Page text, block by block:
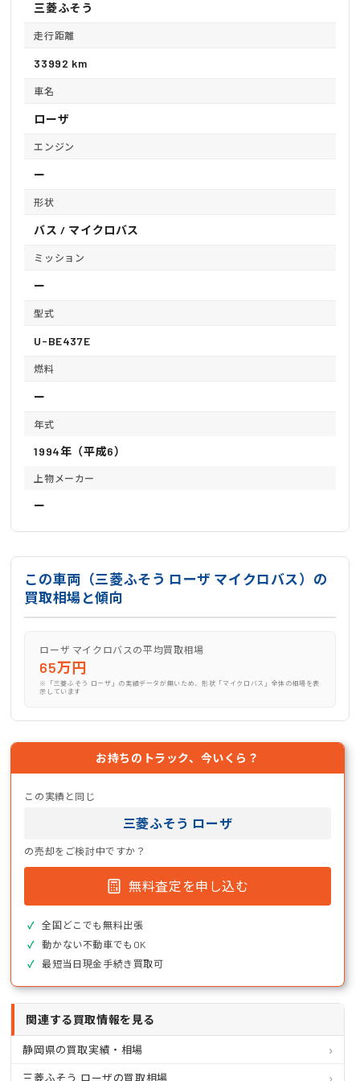
三菱ふそう
走行距離
33992 km
車名
ローザ
エンジン
ー
形状
バス / マイクロバス
ミッション
ー
型式
U-BE437E
燃料
ー
年式
1994年（平成6）
上物メーカー
ー
この車両（三菱ふそう ローザ マイクロバス）の
買取相場と傾向
ローザ マイクロバスの平均買取相場
65万円
※「三菱ふそう ローザ」の実績データが無いため、形状「マイクロバス」全体の相場を表
示しています
お持ちのトラック、今いくら？
この実績と同じ
三菱ふそう ローザ
の売却をご検討中ですか？
無料査定を申し込む
全国どこでも無料出張
動かない不動車でもOK
最短当日現金手続き買取可
関連する買取情報を見る
静岡県の買取実績・相場
三菱ふそう ローザの買取相場